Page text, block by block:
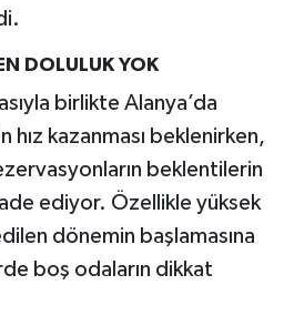
DOLULUK YOK
birlikte Alanya’da
kazanması beklenirken,
beklentilerin
ediyor. Özellikle yüksek
dönemin başlamasına
boş odaların dikkat